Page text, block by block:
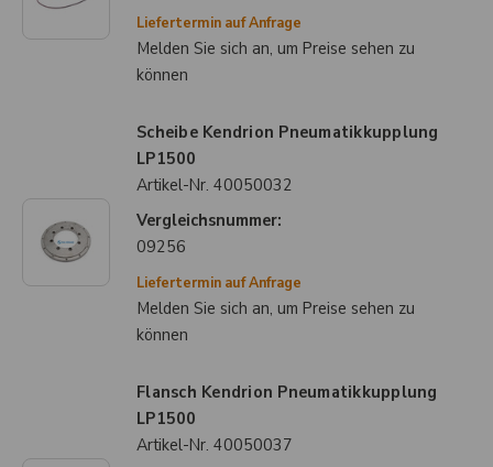
Liefertermin auf Anfrage
Melden Sie sich an, um Preise sehen zu
können
Scheibe Kendrion Pneumatikkupplung
LP1500
Artikel-Nr. 40050032
Vergleichsnummer:
09256
Liefertermin auf Anfrage
Melden Sie sich an, um Preise sehen zu
können
Flansch Kendrion Pneumatikkupplung
LP1500
Artikel-Nr. 40050037